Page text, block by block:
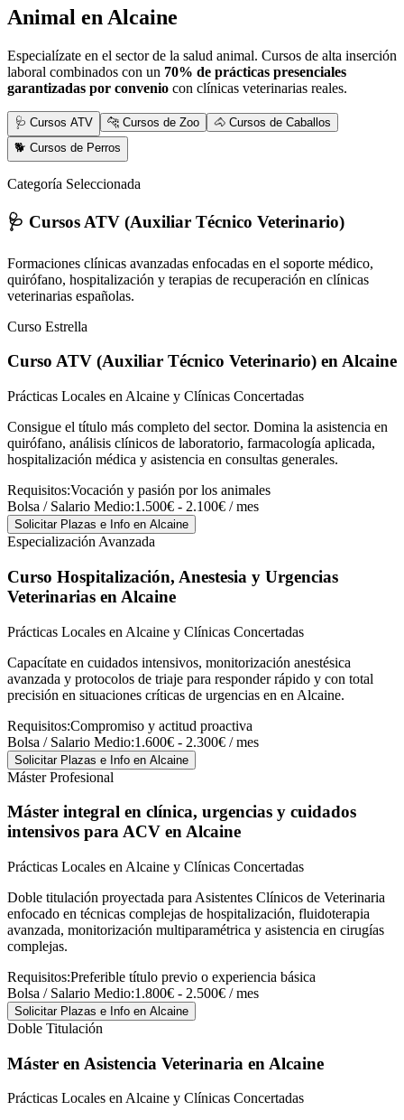
Animal en Alcaine
Especialízate en el sector de la salud animal. Cursos de alta inserción
laboral combinados con un 70% de prácticas presenciales
garantizadas por convenio con clínicas veterinarias reales.
🩺 Cursos ATV 🐆 Cursos de Zoo
🐴 Cursos de Caballos
🐕 Cursos de Perros
Categoría Seleccionada
🩺 Cursos ATV (Auxiliar Técnico Veterinario)
Formaciones clínicas avanzadas enfocadas en el soporte médico,
quirófano, hospitalización y terapias de recuperación en clínicas
veterinarias españolas.
Curso Estrella
Curso ATV (Auxiliar Técnico Veterinario) en Alcaine
Prácticas Locales en Alcaine y Clínicas Concertadas
Consigue el título más completo del sector. Domina la asistencia en
quirófano, análisis clínicos de laboratorio, farmacología aplicada,
hospitalización médica y asistencia en consultas generales.
Requisitos:Vocación y pasión por los animales
Bolsa / Salario Medio:1.500€ - 2.100€ / mes
Solicitar Plazas e Info en Alcaine
Especialización Avanzada
Curso Hospitalización, Anestesia y Urgencias
Veterinarias en Alcaine
Prácticas Locales en Alcaine y Clínicas Concertadas
Capacítate en cuidados intensivos, monitorización anestésica
avanzada y protocolos de triaje para responder rápido y con total
precisión en situaciones críticas de urgencias en en Alcaine.
Requisitos:Compromiso y actitud proactiva
Bolsa / Salario Medio:1.600€ - 2.300€ / mes
Solicitar Plazas e Info en Alcaine
Máster Profesional
Máster integral en clínica, urgencias y cuidados
intensivos para ACV en Alcaine
Prácticas Locales en Alcaine y Clínicas Concertadas
Doble titulación proyectada para Asistentes Clínicos de Veterinaria
enfocado en técnicas complejas de hospitalización, fluidoterapia
avanzada, monitorización multiparamétrica y asistencia en cirugías
complejas.
Requisitos:Preferible título previo o experiencia básica
Bolsa / Salario Medio:1.800€ - 2.500€ / mes
Solicitar Plazas e Info en Alcaine
Doble Titulación
Máster en Asistencia Veterinaria en Alcaine
Prácticas Locales en Alcaine y Clínicas Concertadas